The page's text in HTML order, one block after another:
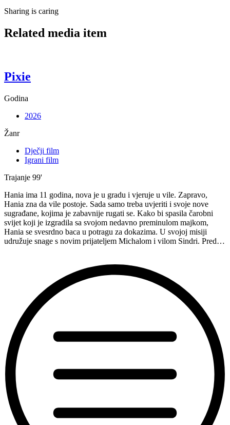
Sharing is caring
Related media item
Pixie
Godina
2026
Žanr
Dječji film
Igrani film
Trajanje 99'
Hania ima 11 godina, nova je u gradu i vjeruje u vile. Zapravo,
Hania zna da vile postoje. Sada samo treba uvjeriti i svoje nove
sugrađane, kojima je zabavnije rugati se. Kako bi spasila čarobni
svijet koji je izgradila sa svojom nedavno preminulom majkom,
Hania se svesrdno baca u potragu za dokazima. U svojoj misiji
udružuje snage s novim prijateljem Michalom i vilom Sindri. Pred…